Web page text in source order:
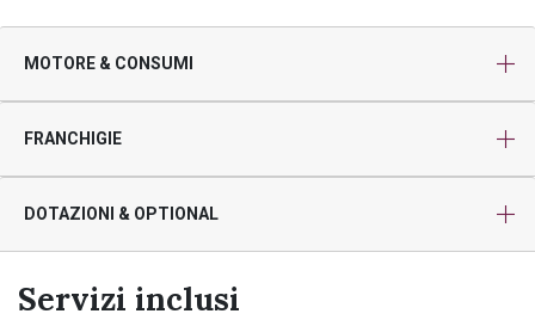
MOTORE & CONSUMI
FRANCHIGIE
DOTAZIONI & OPTIONAL
Servizi inclusi